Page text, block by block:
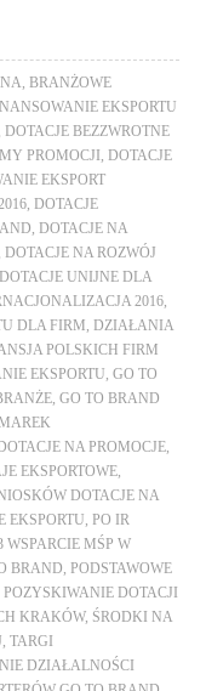
,BRANŻOWE
EKSPORTU
,DOTACJE BEZZWROTNE
PROMOCJI ,DOTACJE
EKSPORT
,DOTACJE
,DOTACJE NA
,DOTACJE NA ROZWÓJ
DOTACJE UNIJNE DLA
2016
DLA FIRM ,DZIAŁANIA
POLSKICH FIRM
EKSPORTU ,GO TO
,GO TO BRAND
NA PROMOCJE
EKSPORTOWE
DOTACJE NA
EKSPORTU ,PO IR
MŚP W
BRAND ,PODSTAWOWE
,POZYSKIWANIE DOTACJI
KRAKÓW, ŚRODKI NA
,TARGI
DZIAŁALNOŚCI